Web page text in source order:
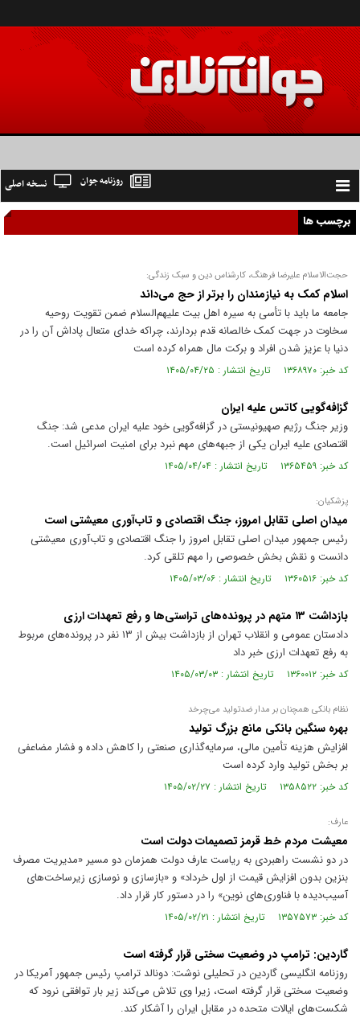
Toggle
navigation
نسخه اصلی روزنامه جوان
برچسب ها
حجت‌الاسلام علیرضا فرهنگ، کارشناس دین و سبک زندگی:
اسلام کمک به نیازمندان را برتر از حج می‌داند
جامعه ما باید با تأسی به سیره اهل بیت علیهم‌السلام ضمن تقویت روحیه
سخاوت در جهت کمک خالصانه قدم بردارند، چراکه خدای متعال پاداش آن را در
دنیا با عزیز شدن افراد و برکت مال همراه کرده است
کد خبر: ۱۳۶۸۹۷۰ تاریخ انتشار : ۱۴۰۵/۰۴/۲۵
گزافه‌گویی کاتس علیه ایران
وزیر جنگ رژیم صهیونیستی در گزافه‌گویی خود علیه ایران مدعی شد: جنگ
اقتصادی علیه ایران یکی از جبهه‌های مهم نبرد برای امنیت اسرائیل است.
کد خبر: ۱۳۶۵۴۵۹ تاریخ انتشار : ۱۴۰۵/۰۴/۰۴
پزشکیان:
میدان اصلی تقابل امروز، جنگ اقتصادی و تاب‌آوری معیشتی است
رئیس جمهور میدان اصلی تقابل امروز را جنگ اقتصادی و تاب‌آوری معیشتی
دانست و نقش بخش خصوصی را مهم تلقی کرد.
کد خبر: ۱۳۶۰۵۱۶ تاریخ انتشار : ۱۴۰۵/۰۳/۰۶
بازداشت ۱۳ متهم در پرونده‌های تراستی‌ها و رفع تعهدات ارزی
دادستان عمومی و انقلاب تهران از بازداشت بیش از ۱۳ نفر در پرونده‌های مربوط
به رفع تعهدات ارزی خبر داد
کد خبر: ۱۳۶۰۰۱۲ تاریخ انتشار : ۱۴۰۵/۰۳/۰۳
نظام بانکی همچنان بر مدار ضدتولید می‌چرخد
بهره سنگین بانکی مانع بزرگ تولید
افزایش هزینه تأمین مالی، سرمایه‌گذاری صنعتی را کاهش داده و فشار مضاعفی
بر بخش تولید وارد کرده است
کد خبر: ۱۳۵۸۵۲۲ تاریخ انتشار : ۱۴۰۵/۰۲/۲۷
عارف:
معیشت مردم خط قرمز تصمیمات دولت است
در دو نشست راهبردی به ریاست عارف دولت همزمان دو مسیر «مدیریت مصرف
بنزین بدون افزایش قیمت از اول خرداد» و «بازسازی و نوسازی زیرساخت‌های
آسیب‌دیده با فناوری‌های نوین» را در دستور کار قرار داد.
کد خبر: ۱۳۵۷۵۷۳ تاریخ انتشار : ۱۴۰۵/۰۲/۲۱
گاردین: ترامپ در وضعیت سختی قرار گرفته است
روزنامه انگلیسی گاردین در تحلیلی نوشت: دونالد ترامپ رئیس جمهور آمریکا در
وضعیت سختی قرار گرفته است، زیرا وی تلاش می‌کند زیر بار توافقی نرود که
شکست‌های ایالات متحده در مقابل ایران را آشکار کند.